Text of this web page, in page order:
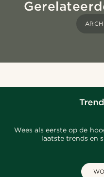
Wees als eerste op de
laatste trends en